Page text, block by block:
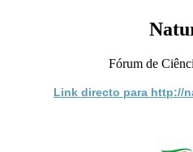
Fórum de
Link directo para http://